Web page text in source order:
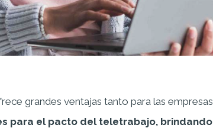
grandes ventajas tanto para las empresas
para el pacto del teletrabajo, brindando